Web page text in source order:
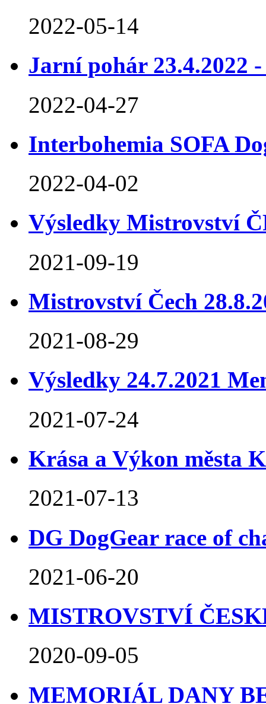
2022-05-14
Jarní pohár 23.4.2022
2022-04-27
Interbohemia SOFA
2022-04-02
Výsledky Mistrovství
2021-09-19
Mistrovství Čech
2021-08-29
Výsledky 24.7.2021
2021-07-24
Krása a Výkon města
2021-07-13
DG DogGear race of
2021-06-20
MISTROVSTVÍ
2020-09-05
MEMORIÁL DANY